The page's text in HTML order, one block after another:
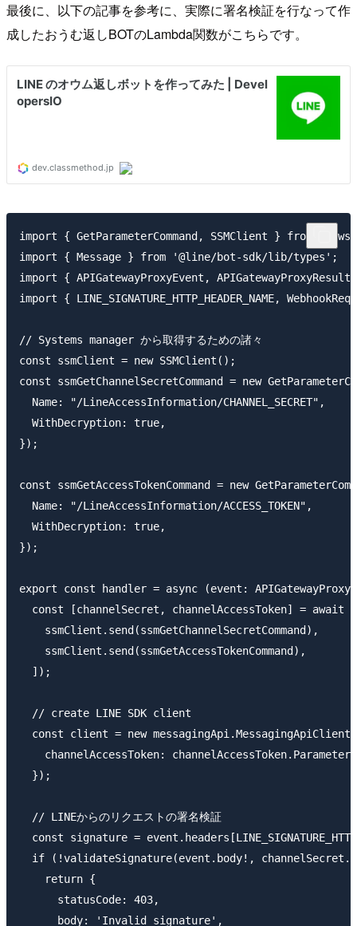
最後に、以下の記事を参考に、実際に署名検証を行なって作
成したおうむ返しBOTのLambda関数がこちらです。
import { GetParameterCommand, SSMClient } from
import { Message } from '@line/bot-sdk/lib/types';
import { APIGatewayProxyEvent,
import { LINE_SIGNATURE_HTTP_HEADER_NAME,
// Systems manager から取得するための諸々
const ssmClient = new SSMClient();
const ssmGetChannelSecretCommand = new
  Name: "/LineAccessInformation/CHANNEL_SECRET",
  WithDecryption: true,
});
const ssmGetAccessTokenCommand = new
  Name: "/LineAccessInformation/ACCESS_TOKEN",
  WithDecryption: true,
});
export const handler = async (event:
const [channelSecret, channelAccessToken] = await
    ssmClient.send(ssmGetChannelSecretCommand),
    ssmClient.send(ssmGetAccessTokenCommand),
  ]);
  // create LINE SDK client
const client = new
channelAccessToken:
  });
  // LINEからのリクエストの署名検証
const signature =
if (!validateSignature(event.body!,
    return {
      statusCode: 403,
      body: 'Invalid signature',